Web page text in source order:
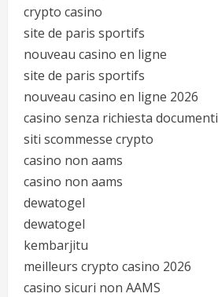
crypto casino
site de paris sportifs
nouveau casino en ligne
site de paris sportifs
nouveau casino en ligne 2026
casino senza richiesta documenti
siti scommesse crypto
casino non aams
casino non aams
dewatogel
dewatogel
kembarjitu
meilleurs crypto casino 2026
casino sicuri non AAMS